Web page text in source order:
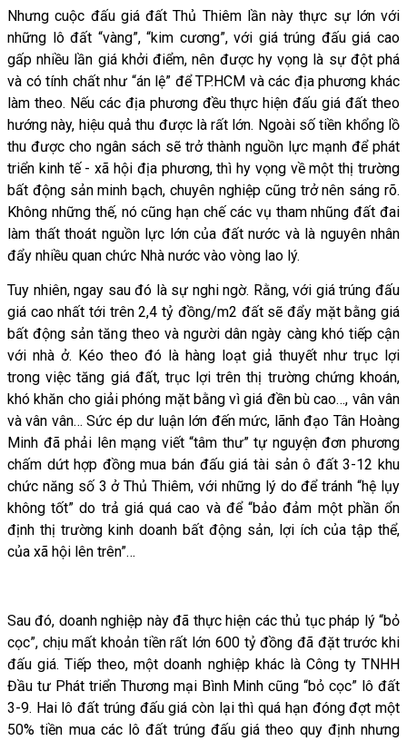
Nhưng cuộc đấu giá đất Thủ Thiêm lần này thực sự lớn với
những lô đất “vàng”, “kim cương”, với giá trúng đấu giá cao
gấp nhiều lần giá khởi điểm, nên được hy vọng là sự đột phá
và có tính chất như “án lệ” để TP.HCM và các địa phương khác
làm theo. Nếu các địa phương đều thực hiện đấu giá đất theo
hướng này, hiệu quả thu được là rất lớn. Ngoài số tiền khổng lồ
thu được cho ngân sách sẽ trở thành nguồn lực mạnh để phát
triển kinh tế - xã hội địa phương, thì hy vọng về một thị trường
bất động sản minh bạch, chuyên nghiệp cũng trở nên sáng rõ.
Không những thế, nó cũng hạn chế các vụ tham nhũng đất đai
làm thất thoát nguồn lực lớn của đất nước và là nguyên nhân
đẩy nhiều quan chức Nhà nước vào vòng lao lý.
Tuy nhiên, ngay sau đó là sự nghi ngờ. Rằng, với giá trúng đấu
giá cao nhất tới trên 2,4 tỷ đồng/m2 đất sẽ đẩy mặt bằng giá
bất động sản tăng theo và người dân ngày càng khó tiếp cận
với nhà ở. Kéo theo đó là hàng loạt giả thuyết như trục lợi
trong việc tăng giá đất, trục lợi trên thị trường chứng khoán,
khó khăn cho giải phóng mặt bằng vì giá đền bù cao…, vân vân
và vân vân… Sức ép dư luận lớn đến mức, lãnh đạo Tân Hoàng
Minh đã phải lên mạng viết “tâm thư” tự nguyện đơn phương
chấm dứt hợp đồng mua bán đấu giá tài sản ô đất 3-12 khu
chức năng số 3 ở Thủ Thiêm, với những lý do để tránh “hệ lụy
không tốt” do trả giá quá cao và để “bảo đảm một phần ổn
định thị trường kinh doanh bất động sản, lợi ích của tập thể,
của xã hội lên trên”…
Sau đó, doanh nghiệp này đã thực hiện các thủ tục pháp lý “bỏ
cọc”, chịu mất khoản tiền rất lớn 600 tỷ đồng đã đặt trước khi
đấu giá. Tiếp theo, một doanh nghiệp khác là Công ty TNHH
Đầu tư Phát triển Thương mại Bình Minh cũng “bỏ cọc” lô đất
3-9. Hai lô đất trúng đấu giá còn lại thì quá hạn đóng đợt một
50% tiền mua các lô đất trúng đấu giá theo quy định nhưng